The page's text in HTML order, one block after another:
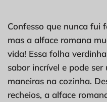
Confesso que nunca fui
mas a alface romana
vida! Essa folha
sabor incrível e pode
maneiras na cozinha.
recheios, a alface